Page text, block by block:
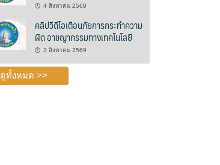
4 สิงหาคม 2569
คลิปวีดีโอเตือนภัยการกระทำความ
ผิด อาชญากรรมทางเทคโนโลยี
3 สิงหาคม 2569
ดูทั้งหมด >>